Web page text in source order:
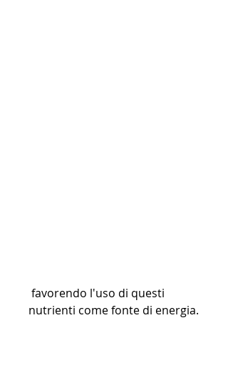
nutrienti come fonte di energia.